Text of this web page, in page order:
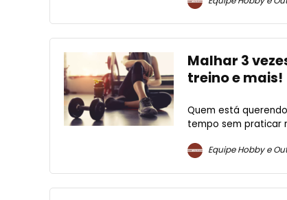
Malhar 3
treino e mais!
Quem está
tempo sem praticar
Equipe Hobby e